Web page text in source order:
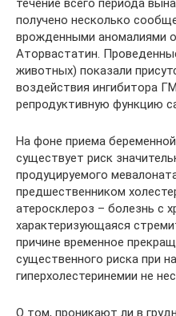
течение всего периода
получено несколько
врожденными аномалиями
Аторвастатин.
животных) показали
воздействия ингибитора
репродуктивную функцию
На фоне приема
существует риск
продуцируемого
предшественником
атеросклероз – болезнь с
характеризующаяся
причине временное
существенного риска при
гиперхолестеринемии не
О том, проникают ли в